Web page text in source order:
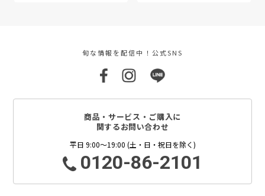
旬な情報を配信中！公式SNS
商品・サービス・ご購入に
関するお問い合わせ
平日 9:00～19:00 (土・日・祝日を除く)
0120-86-2101